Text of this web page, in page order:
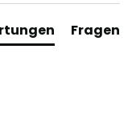
Fragen